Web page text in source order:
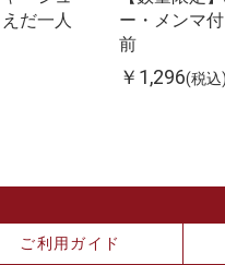
だ一人
ー・メンマ
前
￥1,296(税込)
ご利用ガイド